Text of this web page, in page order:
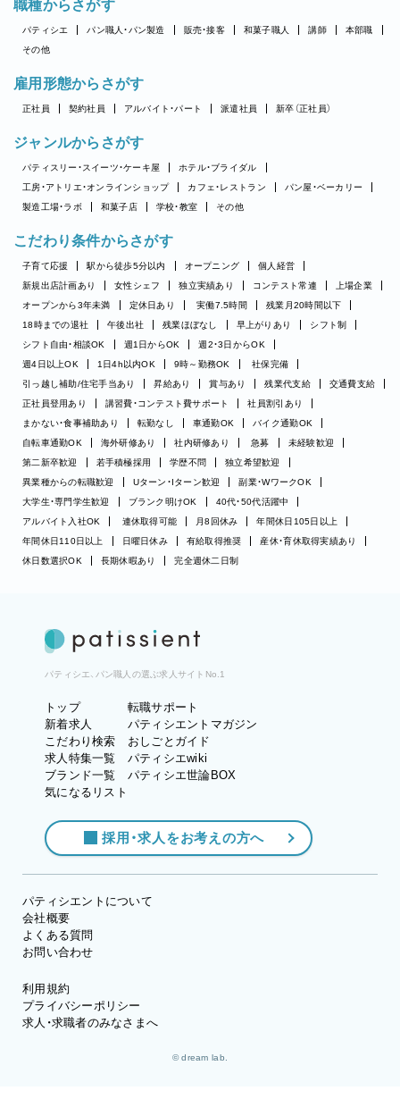
職種からさがす
パティシエ パン職人・パン製造 販売・接客 和菓子職人 講師
本部職
その他
雇用形態からさがす
正社員 契約社員 アルバイト・パート 派遣社員 新卒（正社員）
ジャンルからさがす
パティスリー・スイーツ・ケーキ屋
ホテル・ブライダル
工房・アトリエ・オンラインショップ
カフェ・レストラン
パン屋・ベーカリー
製造工場・ラボ
和菓子店 学校・教室 その他
こだわり条件からさがす
子育て応援 駅から徒歩5分以内 オープニング
個人経営
新規出店計画あり
女性シェフ 独立実績あり コンテスト常連
上場企業
オープンから3年未満
定休日あり 実働7.5時間
残業月20時間以下
18時までの退社
午後出社 残業ほぼなし 早上がりあり
シフト制
シフト自由・相談OK
週1日からOK
週2・3日からOK
週4日以上OK
1日4h以内OK 9時～勤務OK
社保完備
引っ越し補助/住宅手当あり
昇給あり 賞与あり 残業代支給
交通費支給
正社員登用あり
講習費・コンテスト費サポート
社員割引あり
まかない・食事補助あり
転勤なし 車通勤OK
バイク通勤OK
自転車通勤OK
海外研修あり 社内研修あり 急募
未経験歓迎
第二新卒歓迎
若手積極採用 学歴不問
独立希望歓迎
異業種からの転職歓迎
Uターン・Iターン歓迎
副業・WワークOK
大学生・専門学生歓迎
ブランク明けOK
40代・50代活躍中
アルバイト入社OK
連休取得可能 月8回休み
年間休日105日以上
年間休日110日以上
日曜日休み 有給取得推奨
産休・育休取得実績あり
休日数選択OK
長期休暇あり 完全週休二日制
パティシエ、パン職人の選ぶ求人サイトNo.1
トップ
新着求人
こだわり検索
求人特集一覧
ブランド一覧
気になるリスト
転職サポート
パティシエントマガジン
おしごとガイド
パティシエwiki
パティシエ世論BOX
採用・求人をお考えの方へ
パティシエントについて
会社概要
よくある質問
お問い合わせ
利用規約
プライバシーポリシー
求人・求職者のみなさまへ
© dream lab.